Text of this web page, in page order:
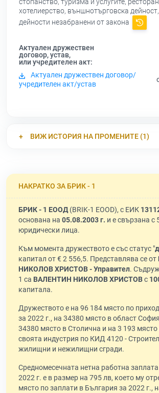
стопанство, туризма и услугите,
хотелиерство, външнотърговска
дейности незабранени от закона
Актуален дружествен
договор, устав,
или учредителен акт:
Актуален дружествен договор/
учредителен акт/устав
ВИЖ ИСТОРИЯ НА ПРОМЕНИТЕ (1)
НАКРАТКО ЗА БРИК - 1
БРИК - 1 ЕООД(BRIK-1 EOOD), с ЕИК
основана на 05.08.2003 г. и е свързана с
юридически лица.
Към момента дружеството е със статус "
капитал от € 2 556,5. Представлява се от
НИКОЛОВ ХРИСТОВ - Управител.
1 са ВАЛЕНТИН НИКОЛОВ ХРИСТОВс
капитала.
Дружеството е на 96 184 място по
за 2022 г., на 34380 място в област
34380 място в Столична и на 3 193
своята индустрия по КИД 4120 -
жилищни и нежилищни сгради.
Средномесечната нетна работна
2022 г. е в размер на 795 лв, което му
място по заплати в България за 2022 г.,